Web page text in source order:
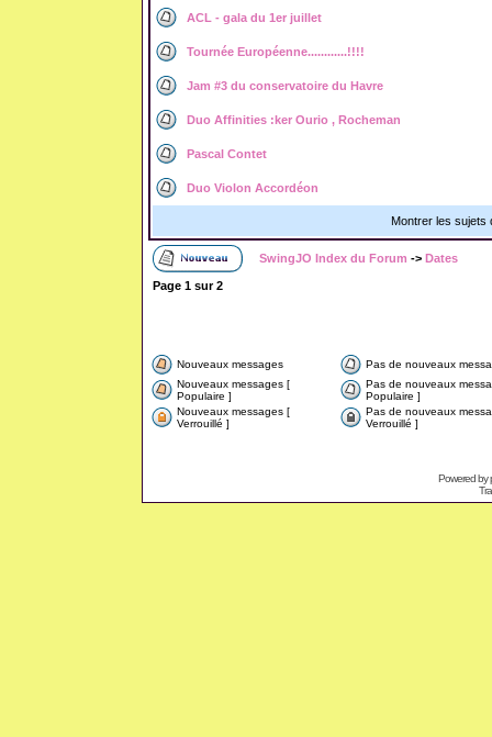
ACL - gala du 1er juillet
Tournée Européenne............!!!!
Jam #3 du conservatoire du Havre
Duo Affinities :ker Ourio , Rocheman
Pascal Contet
Duo Violon Accordéon
Montrer les sujets
SwingJO Index du Forum -> Dates
Page 1sur2
Nouveaux messages
Pas de nouveaux
Nouveaux messages [
Populaire ]
Pas de nouveaux
Populaire ]
Nouveaux messages [
Verrouillé ]
Pas de nouveaux
Verrouillé ]
Powered by